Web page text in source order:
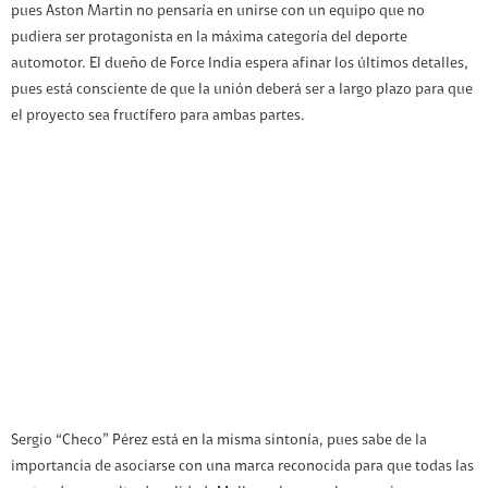
pues Aston Martin no pensaría en unirse con un equipo que no
pudiera ser protagonista en la máxima categoría del deporte
automotor. El dueño de Force India espera afinar los últimos detalles,
pues está consciente de que la unión deberá ser a largo plazo para que
el proyecto sea fructífero para ambas partes.
Sergio “Checo” Pérez está en la misma sintonía, pues sabe de la
importancia de asociarse con una marca reconocida para que todas las